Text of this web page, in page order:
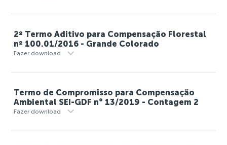
2º Termo Aditivo para Compensação Florestal
nº 100.01/2016 - Grande Colorado
Fazer download
Termo de Compromisso para Compensação
Ambiental SEI-GDF n° 13/2019 - Contagem 2
Fazer download